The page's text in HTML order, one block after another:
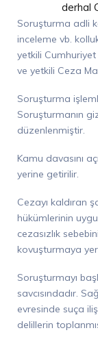
derhal
Soruşturma adli
inceleme vb.
yetkili
ve yetkili Ceza
Soruşturma
Soruşturmanın
düzenlenmiştir.
Kamu davasını
yerine getirilir.
Cezayı kaldıran
hükümlerinin
cezasızlık
kovuşturmaya yer
Soruşturmayı
savcısındadır.
evresinde suça
delillerin